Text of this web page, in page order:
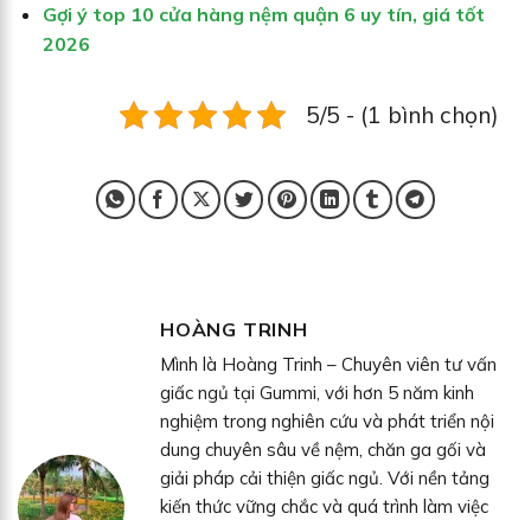
Gợi ý top 10 cửa hàng nệm quận 6 uy tín, giá tốt
2026
5/5 - (1 bình chọn)
HOÀNG TRINH
Mình là Hoàng Trinh – Chuyên viên tư vấn
giấc ngủ tại Gummi, với hơn 5 năm kinh
nghiệm trong nghiên cứu và phát triển nội
dung chuyên sâu về nệm, chăn ga gối và
giải pháp cải thiện giấc ngủ. Với nền tảng
kiến thức vững chắc và quá trình làm việc